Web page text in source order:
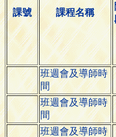
課號 課程名稱
班週會及導師時
間
班週會及導師時
間
班週會及導師時